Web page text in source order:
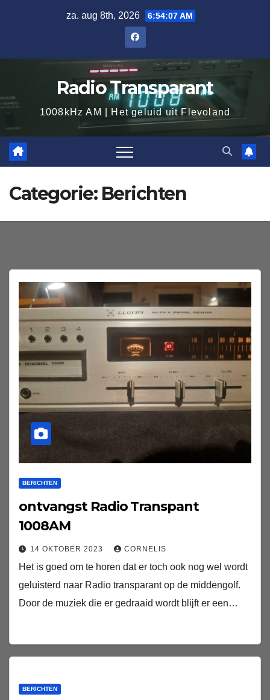
za. aug 8th, 2026 6:54:09 AM
Radio Transparant
1008kHz AM | Het geluid uit Flevoland
Categorie: Berichten
BERICHTEN
ontvangst Radio Transpant
1008AM
14 OKTOBER 2023 CORNELIS
Het is goed om te horen dat er toch ook nog wel wordt
geluisterd naar Radio transparant op de middengolf.
Door de muziek die er gedraaid wordt blijft er een…
BERICHTEN